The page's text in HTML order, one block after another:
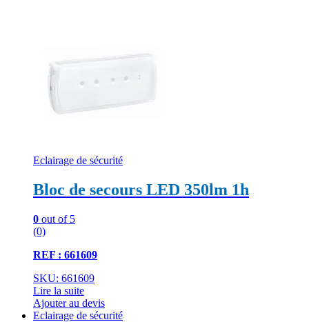
Eclairage de sécurité
Bloc de secours LED 350lm 1h
0 out of 5
(0)
REF : 661609
SKU: 661609
Lire la suite
Ajouter au devis
Eclairage de sécurité